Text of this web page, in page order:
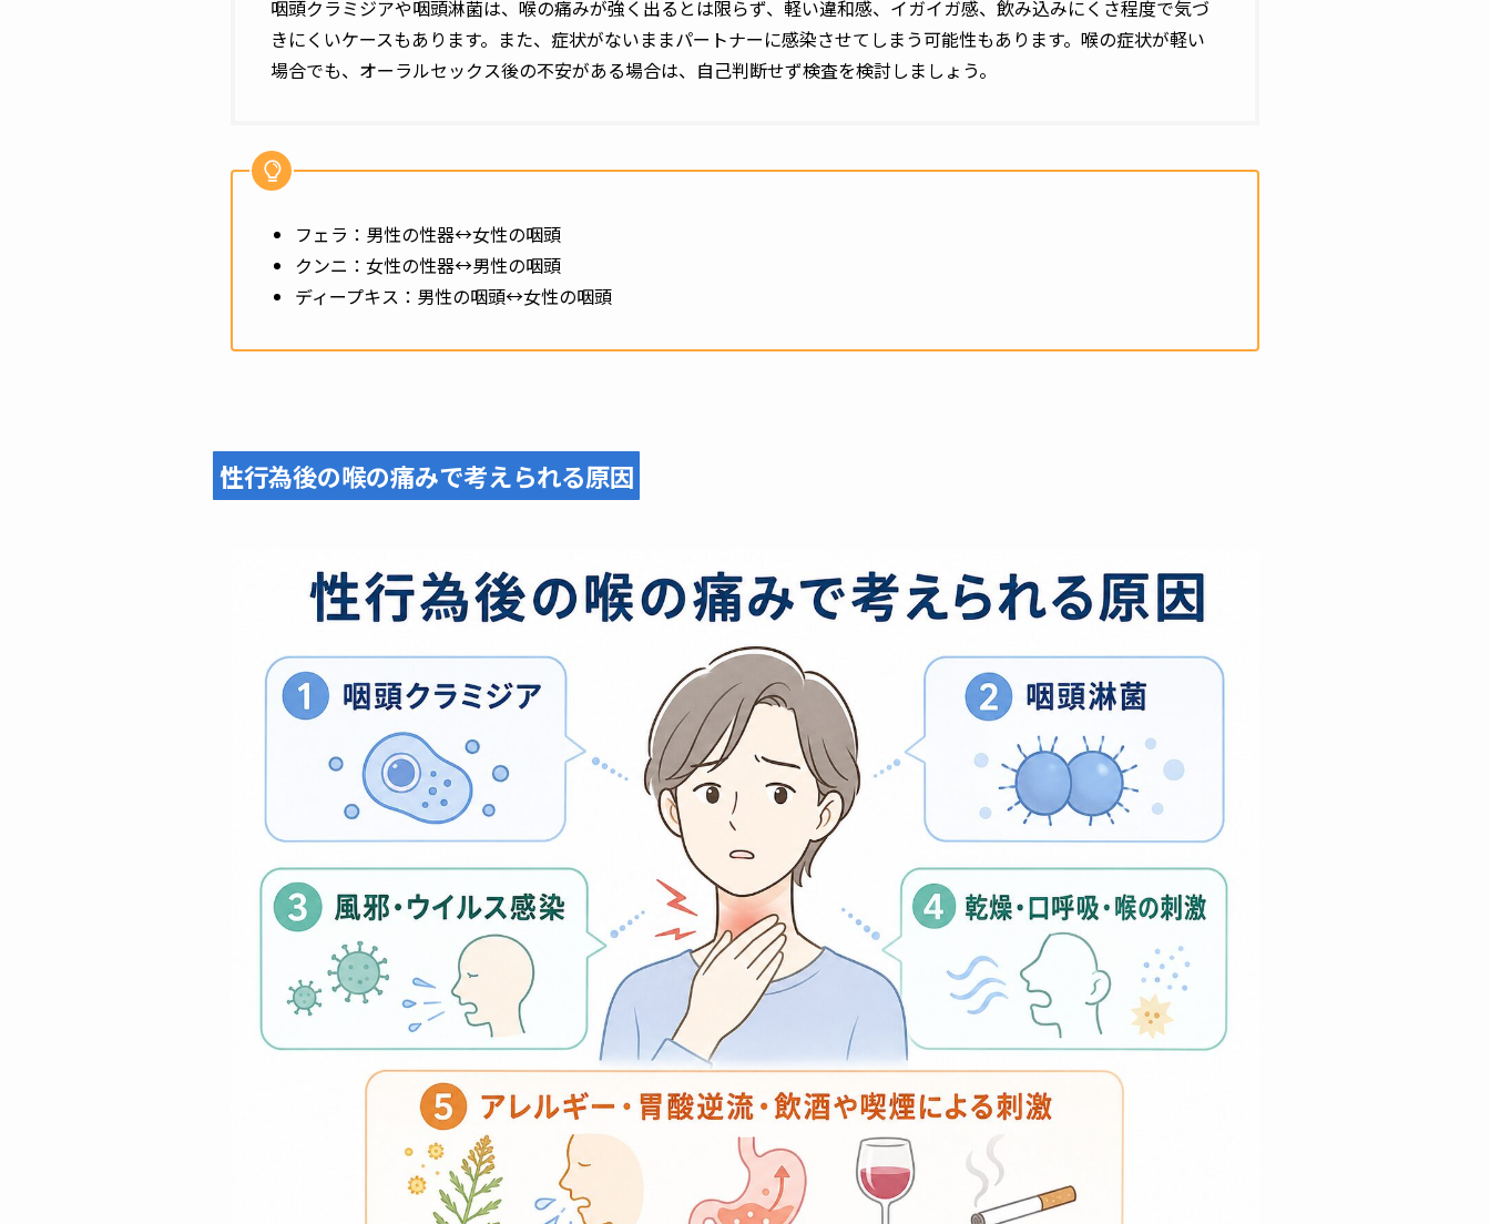
咽頭クラミジアや咽頭淋菌は、喉の痛みが強く出るとは限らず、軽い違和感、イガイガ感、飲み込みにくさ程度で気づ
きにくいケースもあります。また、症状がないままパートナーに感染させてしまう可能性もあります。喉の症状が軽い
場合でも、オーラルセックス後の不安がある場合は、自己判断せず検査を検討しましょう。
フェラ：男性の性器↔︎女性の咽頭
クンニ：女性の性器↔︎男性の咽頭
ディープキス：男性の咽頭↔︎女性の咽頭
性行為後の喉の痛みで考えられる原因